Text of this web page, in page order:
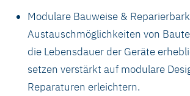
Modulare Bauweise &
Austauschmöglichkeiten von
die Lebensdauer der Geräte
setzen verstärkt auf modulare
Reparaturen erleichtern.